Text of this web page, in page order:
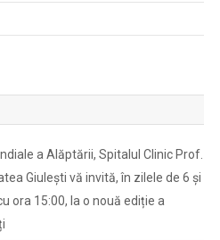
a Alăptării, Spitalul Clinic Prof.
Giulești vă invită, în zilele de 6 și
ora 15:00, la o nouă ediție a